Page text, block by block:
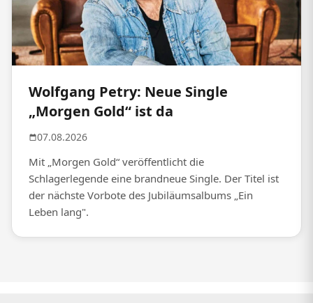
Wolfgang Petry: Neue Single
„Morgen Gold“ ist da
07.08.2026
Mit „Morgen Gold“ veröffentlicht die
Schlagerlegende eine brandneue Single. Der Titel ist
der nächste Vorbote des Jubiläumsalbums „Ein
Leben lang".